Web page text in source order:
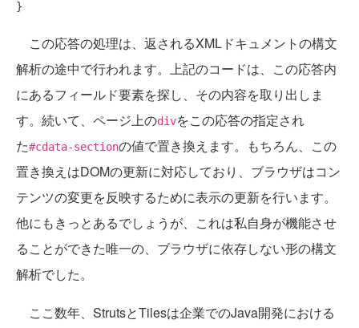
この応答の処理は、返されるXMLドキュメントの構文
解析の途中で行われます。上記のコードは、この応答内
にあるフィールド要素を探し、その内容を取り出しま
す。続いて、ページ上のdivをこの応答の指定され
た#cdata-sectionの値で置き換えます。もちろん、この
置き換えはDOMの更新に対応しており、ブラウザはコン
テンツの変更を反映するために表示の更新を行います。
他にもきっとあるでしょうが、これは私自身が機能させ
ることができた唯一の、ブラウザに依存しない形の構文
解析でした。
ここ数年、StrutsとTilesは企業でのJava開発における